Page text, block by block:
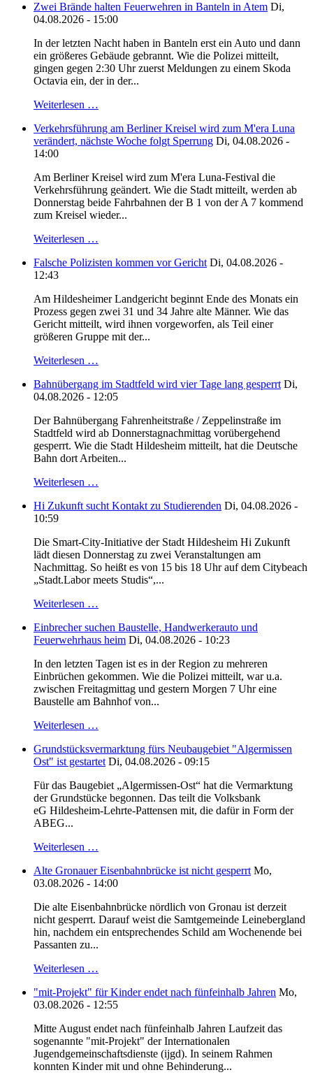
Zwei Brände halten Feuerwehren in Banteln in Atem Di,
04.08.2026 - 15:00
In der letzten Nacht haben in Banteln erst ein Auto und dann
ein größeres Gebäude gebrannt. Wie die Polizei mitteilt,
gingen gegen 2:30 Uhr zuerst Meldungen zu einem Skoda
Octavia ein, der in der...
Weiterlesen …
Verkehrsführung am Berliner Kreisel wird zum M'era Luna
verändert, nächste Woche folgt Sperrung Di, 04.08.2026 -
14:00
Am Berliner Kreisel wird zum M'era Luna-Festival die
Verkehrsführung geändert. Wie die Stadt mitteilt, werden ab
Donnerstag beide Fahrbahnen der B 1 von der A 7 kommend
zum Kreisel wieder...
Weiterlesen …
Falsche Polizisten kommen vor Gericht Di, 04.08.2026 -
12:43
Am Hildesheimer Landgericht beginnt Ende des Monats ein
Prozess gegen zwei 31 und 34 Jahre alte Männer. Wie das
Gericht mitteilt, wird ihnen vorgeworfen, als Teil einer
größeren Gruppe mit der...
Weiterlesen …
Bahnübergang im Stadtfeld wird vier Tage lang gesperrt Di,
04.08.2026 - 12:05
Der Bahnübergang Fahrenheitstraße / Zeppelinstraße im
Stadtfeld wird ab Donnerstagnachmittag vorübergehend
gesperrt. Wie die Stadt Hildesheim mitteilt, hat die Deutsche
Bahn dort Arbeiten...
Weiterlesen …
Hi Zukunft sucht Kontakt zu Studierenden Di, 04.08.2026 -
10:59
Die Smart-City-Initiative der Stadt Hildesheim Hi Zukunft
lädt diesen Donnerstag zu zwei Veranstaltungen am
Nachmittag. So heißt es von 15 bis 18 Uhr auf dem Citybeach
„Stadt.Labor meets Studis“,...
Weiterlesen …
Einbrecher suchen Baustelle, Handwerkerauto und
Feuerwehrhaus heim Di, 04.08.2026 - 10:23
In den letzten Tagen ist es in der Region zu mehreren
Einbrüchen gekommen. Wie die Polizei mitteilt, war u.a.
zwischen Freitagmittag und gestern Morgen 7 Uhr eine
Baustelle am Bahnhof von...
Weiterlesen …
Grundstücksvermarktung fürs Neubaugebiet "Algermissen
Ost" ist gestartet Di, 04.08.2026 - 09:15
Für das Baugebiet „Algermissen-Ost“ hat die Vermarktung
der Grundstücke begonnen. Das teilt die Volksbank
eG Hildesheim-Lehrte-Pattensen mit, die dafür in Form der
ABEG...
Weiterlesen …
Alte Gronauer Eisenbahnbrücke ist nicht gesperrt Mo,
03.08.2026 - 14:00
Die alte Eisenbahnbrücke nördlich von Gronau ist derzeit
nicht gesperrt. Darauf weist die Samtgemeinde Leinebergland
hin, nachdem ein entsprechendes Schild am Wochenende bei
Passanten zu...
Weiterlesen …
"mit-Projekt" für Kinder endet nach fünfeinhalb Jahren Mo,
03.08.2026 - 12:55
Mitte August endet nach fünfeinhalb Jahren Laufzeit das
sogenannte "mit-Projekt" der Internationalen
Jugendgemeinschaftsdienste (ijgd). In seinem Rahmen
konnten Kinder mit und ohne Behinderung...